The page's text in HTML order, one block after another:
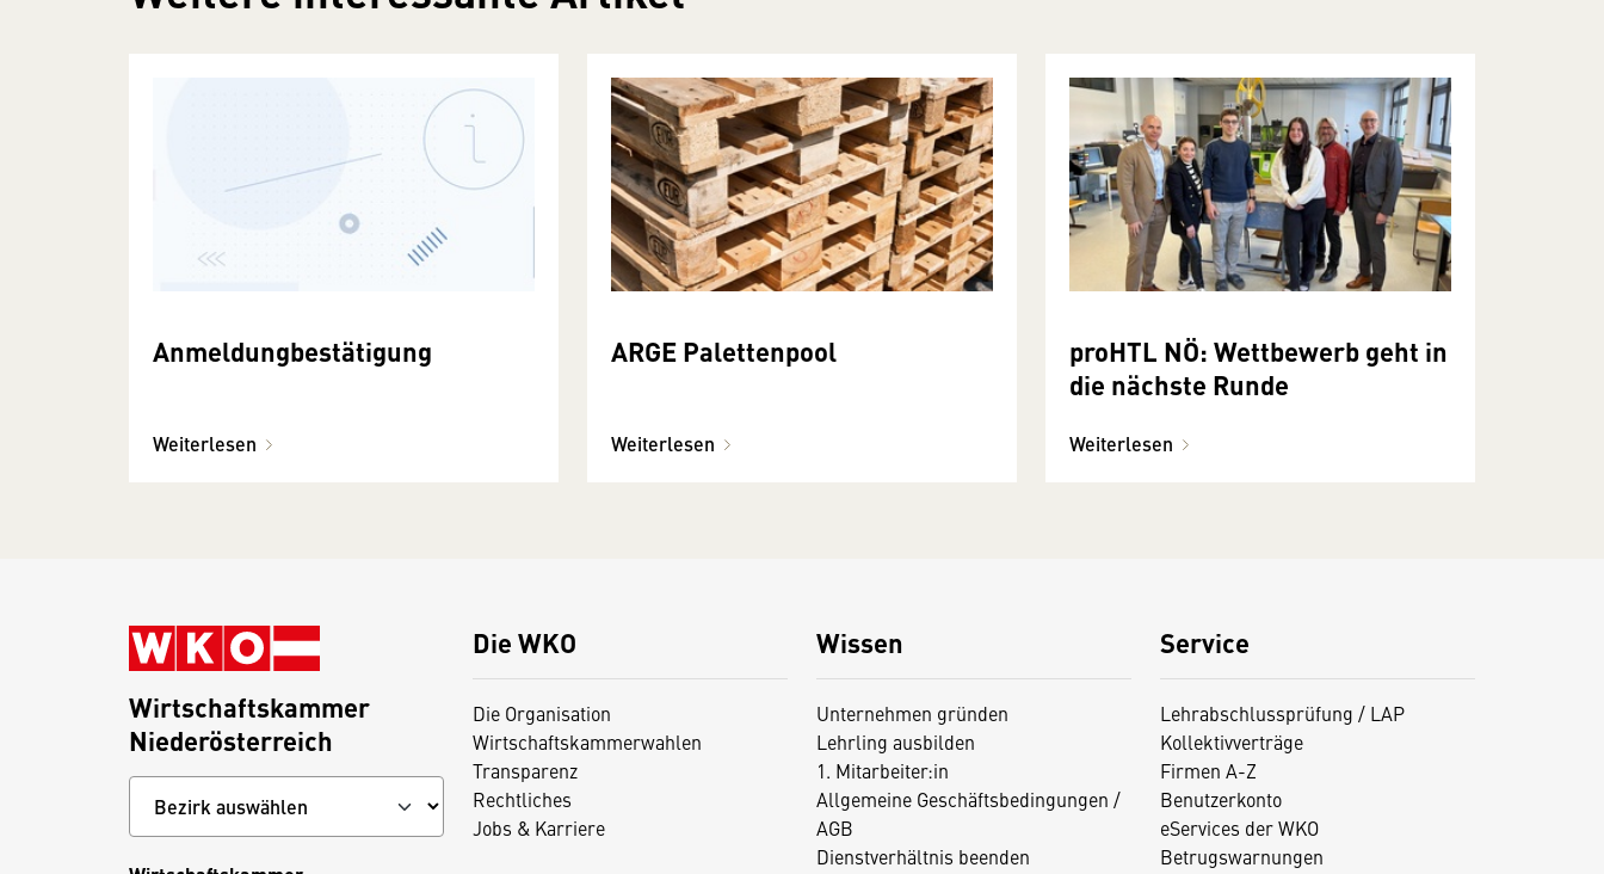
Anmeldungbestätigung
Weiterlesen
ARGE Palettenpool
Weiterlesen
proHTL NÖ: Wettbewerb geht in
die nächste Runde
Weiterlesen
Die WKO
Die Organisation
Wirtschaftskammerwahlen
Transparenz
Rechtliches
Jobs & Karriere
Wissen
Unternehmen gründen
Lehrling ausbilden
1. Mitarbeiter:in
Allgemeine Geschäftsbedingungen /
AGB
Dienstverhältnis beenden
Service
Lehrabschlussprüfung / LAP
Kollektivverträge
Firmen A-Z
Benutzerkonto
eServices der WKO
Betrugswarnungen
Wirtschaftskammer
Niederösterreich